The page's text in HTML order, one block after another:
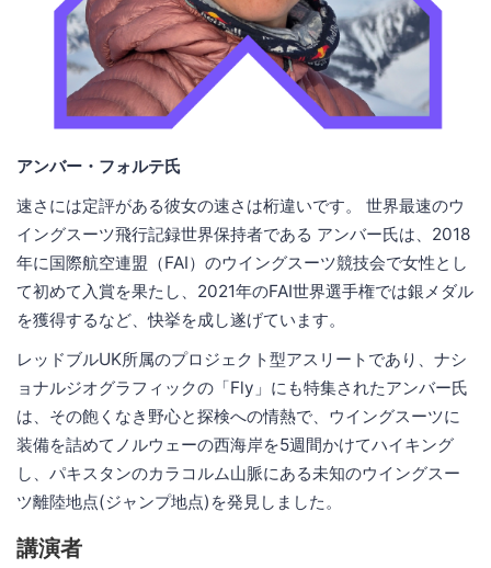
アンバー・フォルテ氏
速さには定評がある彼女の速さは桁違いです。 世界最速のウ
イングスーツ飛行記録世界保持者である アンバー氏は、2018
年に国際航空連盟（FAI）のウイングスーツ競技会で女性とし
て初めて入賞を果たし、2021年のFAI世界選手権では銀メダル
を獲得するなど、快挙を成し遂げています。
レッドブルUK所属のプロジェクト型アスリートであり、ナシ
ョナルジオグラフィックの「Fly」にも特集されたアンバー氏
は、その飽くなき野心と探検への情熱で、ウイングスーツに
装備を詰めてノルウェーの西海岸を5週間かけてハイキング
し、パキスタンのカラコルム山脈にある未知のウイングスー
ツ離陸地点(ジャンプ地点)を発見しました。
講演者